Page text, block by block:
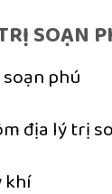
SOẠN
phú
địa lý trị
khí